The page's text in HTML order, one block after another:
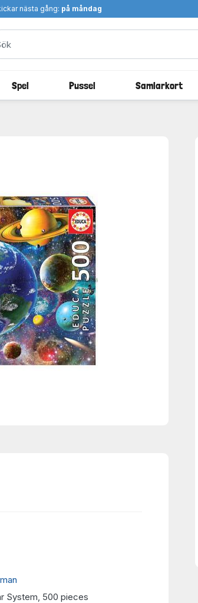
nästa gång: på måndag
Spel Pussel Samlarkort
System, 500 pieces